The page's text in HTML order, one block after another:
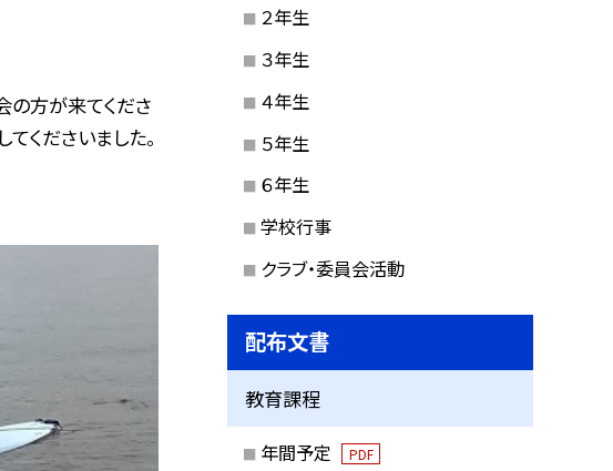
の方が来てくださ
てくださいました。
２年生
３年生
４年生
５年生
６年生
学校行事
クラブ・委員会活動
配布文書
教育課程
年間予定 PDF